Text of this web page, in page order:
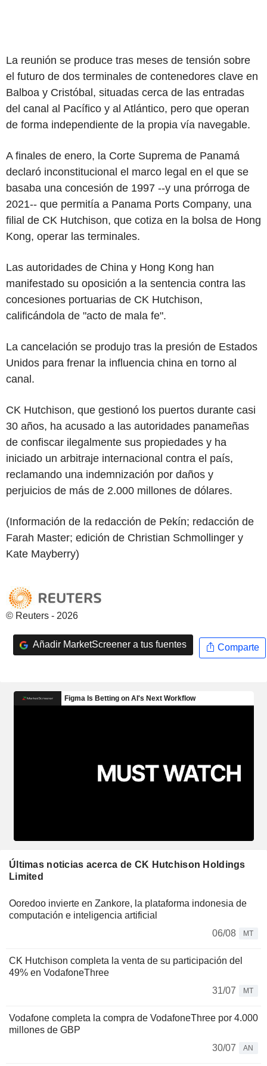
La reunión se produce tras meses de tensión sobre
el futuro de dos terminales de contenedores clave en
Balboa y Cristóbal, situadas cerca de las entradas
del canal al Pacífico y al Atlántico, pero que operan
de forma independiente de la propia vía navegable.
A finales de enero, la Corte Suprema de Panamá
declaró inconstitucional el marco legal en el que se
basaba una concesión de 1997 --y una prórroga de
2021-- que permitía a Panama Ports Company, una
filial de CK Hutchison, que cotiza en la bolsa de Hong
Kong, operar las terminales.
Las autoridades de China y Hong Kong han
manifestado su oposición a la sentencia contra las
concesiones portuarias de CK Hutchison,
calificándola de "acto de mala fe".
La cancelación se produjo tras la presión de Estados
Unidos para frenar la influencia china en torno al
canal.
CK Hutchison, que gestionó los puertos durante casi
30 años, ha acusado a las autoridades panameñas
de confiscar ilegalmente sus propiedades y ha
iniciado un arbitraje internacional contra el país,
reclamando una indemnización por daños y
perjuicios de más de 2.000 millones de dólares.
(Información de la redacción de Pekín; redacción de
Farah Master; edición de Christian Schmollinger y
Kate Mayberry)
© Reuters - 2026
Añadir MarketScreener a tus fuentes Comparte
Últimas noticias acerca de CK Hutchison Holdings
Limited
Ooredoo invierte en Zankore, la plataforma indonesia de
computación e inteligencia artificial
06/08
MT
CK Hutchison completa la venta de su participación del
49% en VodafoneThree
31/07
MT
Vodafone completa la compra de VodafoneThree por 4.000
millones de GBP
30/07
AN